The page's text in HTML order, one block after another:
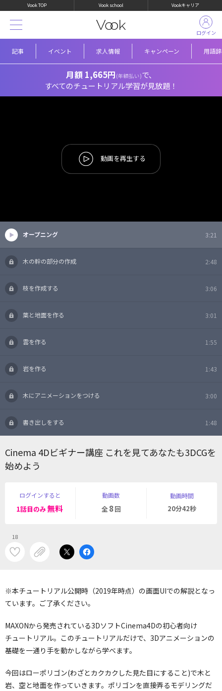
Vook TOP Vook school Vookキャリア
記事 イベント 求人情報 キャンペーン 用語
ログイン
月額 1,665円 (年額払い)で、
すべてのチュートリアル学習が見放題！
オープニング 3:21
木の幹の部分の作成 2:48
枝を作成する 3:06
葉と地面を作る 3:01
雲を作る 1:55
岩を作る 1:43
木にアニメーションをつける 3:00
書き出しをする 1:48
Cinema 4Dビギナー講座 これを見てあなたも3DCGを
始めよう
ログインすると
1話目のみ無料
動画数
全8回
動画時間
20分42秒
18
※本チュートリアル公開時（2019年時点）の画面UIでの解説となっ
ています。ご了承ください。
MAXONから発売されている3DソフトCinema4Dの初心者向け
チュートリアル。このチュートリアルだけで、3Dアニメーションの
基礎を一通り手を動かしながら学べます。
今回はローポリゴン(わざとカクカクした見た目にすること)で木と
岩、空と地面を作っていきます。ポリゴンを直接弄るモデリングだ
動画を再生する